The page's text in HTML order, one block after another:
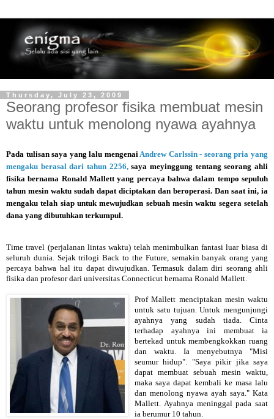
Thursday, July 23, 2009
Seorang profesor fisika membuat mesin
waktu untuk menolong nyawa ayahnya
Pada tulisan saya yang lalu mengenai Andrew Carlssin - seorang pria yang
mengaku berasal dari tahun 2256,saya meyinggung tentang seorang ahli
fisika bernama Ronald Mallett yang percaya bahwa dalam tempo sepuluh
tahun mesin waktu sudah dapat diciptakan dan beroperasi. Dan saat ini, ia
mengaku telah siap untuk mewujudkan sebuah mesin waktu segera setelah
dana yang dibutuhkan terkumpul.
Time travel (perjalanan lintas waktu) telah menimbulkan fantasi luar biasa di
seluruh dunia. Sejak trilogi Back to the Future, semakin banyak orang yang
percaya bahwa hal itu dapat diwujudkan. Termasuk dalam diri seorang ahli
fisika dan profesor dari universitas Connecticut bernama Ronald Mallett.
Prof Mallett menciptakan mesin waktu
untuk satu tujuan. Untuk mengunjungi
ayahnya yang sudah tiada. Cinta
terhadap ayahnya ini membuat ia
bertekad untuk membengkokkan ruang
dan waktu. Ia menyebutnya "Misi
seumur hidup". "Saya pikir jika saya
dapat membuat sebuah mesin waktu,
maka saya dapat kembali ke masa lalu
dan menolong nyawa ayah saya." Kata
Mallett. Ayahnya meninggal pada saat
ia berumur 10 tahun.